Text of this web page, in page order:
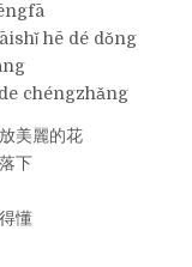
hē dé dǒng
chéngzhǎng
美麗的花
下
懂